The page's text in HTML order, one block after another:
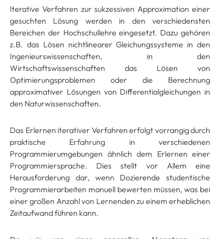
Iterative Verfahren zur sukzessiven Approximation einer
gesuchten Lösung werden in den verschiedensten
Bereichen der Hochschullehre eingesetzt. Dazu gehören
z.B. das Lösen nichtlinearer Gleichungssysteme in den
Ingenieurswissenschaften, in den
Wirtschaftswissenschaften das Lösen von
Optimierungsproblemen oder die Berechnung
approximativer Lösungen von Differentialgleichungen in
den Naturwissenschaften.
Das Erlernen iterativer Verfahren erfolgt vorrangig durch
praktische Erfahrung in verschiedenen
Programmierumgebungen ähnlich dem Erlernen einer
Programmiersprache. Dies stellt vor Allem eine
Herausforderung dar, wenn Dozierende studentische
Programmierarbeiten manuell bewerten müssen, was bei
einer großen Anzahl von Lernenden zu einem erheblichen
Zeitaufwand führen kann.